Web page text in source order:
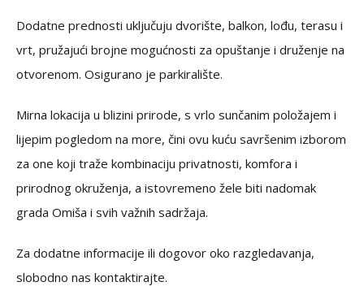
Dodatne prednosti uključuju dvorište, balkon, lođu, terasu i
vrt, pružajući brojne mogućnosti za opuštanje i druženje na
otvorenom. Osigurano je parkiralište.
Mirna lokacija u blizini prirode, s vrlo sunčanim položajem i
lijepim pogledom na more, čini ovu kuću savršenim izborom
za one koji traže kombinaciju privatnosti, komfora i
prirodnog okruženja, a istovremeno žele biti nadomak
grada Omiša i svih važnih sadržaja.
Za dodatne informacije ili dogovor oko razgledavanja,
slobodno nas kontaktirajte.